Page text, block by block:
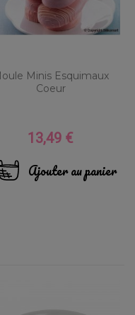
Minis Esquimaux
Coeur
Prix
13,49 €
Ajouter au panier